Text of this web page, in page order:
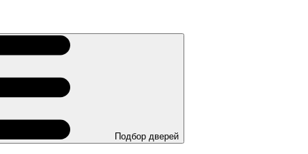
Подбор дверей